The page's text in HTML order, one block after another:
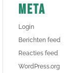
Meta
Login
Berichten feed
Reacties feed
WordPress.org